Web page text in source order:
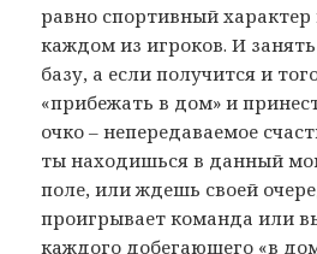
равно спортивный характер
каждом из игроков. И
базу, а если получится и
«прибежать в дом» и
очко – непередаваемое
ты находишься в данный
поле, или ждешь своей
проигрывает команда или
каждого добегающего «в